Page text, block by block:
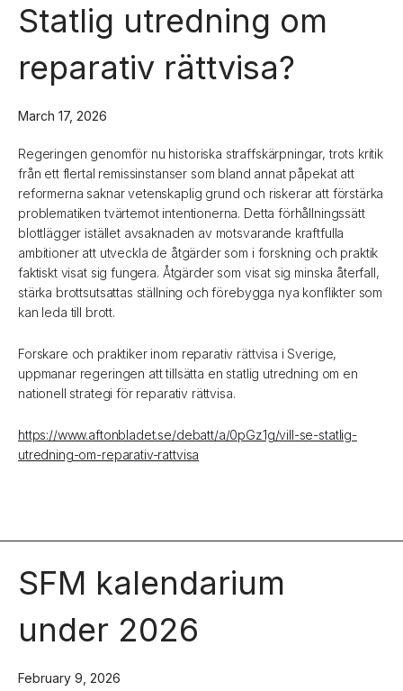
Statlig utredning om
reparativ rättvisa?
March 17, 2026
Regeringen genomför nu historiska straffskärpningar, trots kritik
från ett flertal remissinstanser som bland annat påpekat att
reformerna saknar vetenskaplig grund och riskerar att förstärka
problematiken tvärtemot intentionerna. Detta förhållningssätt
blottlägger istället avsaknaden av motsvarande kraftfulla
ambitioner att utveckla de åtgärder som i forskning och praktik
faktiskt visat sig fungera. Åtgärder som visat sig minska återfall,
stärka brottsutsattas ställning och förebygga nya konflikter som
kan leda till brott.
Forskare och praktiker inom reparativ rättvisa i Sverige,
uppmanar regeringen att tillsätta en statlig utredning om en
nationell strategi för reparativ rättvisa.
https://www.aftonbladet.se/debatt/a/0pGz1g/vill-se-statlig-
utredning-om-reparativ-rattvisa
SFM kalendarium
under 2026
February 9, 2026